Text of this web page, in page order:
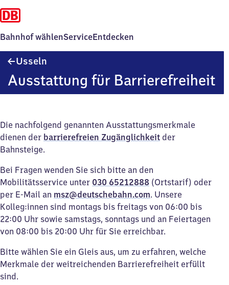
Bahnhof wählenServiceEntdecken
Usseln
Ausstattung für Barrierefreiheit
Die nachfolgend genannten Ausstattungsmerkmale
dienen der barrierefreien Zugänglichkeit der
Bahnsteige.
Bei Fragen wenden Sie sich bitte an den
Mobilitätsservice unter 030 65212888 (Ortstarif) oder
per E-Mail an msz@deutschebahn.com. Unsere
Kolleg:innen sind montags bis freitags von 06:00 bis
22:00 Uhr sowie samstags, sonntags und an Feiertagen
von 08:00 bis 20:00 Uhr für Sie erreichbar.
Bitte wählen Sie ein Gleis aus, um zu erfahren, welche
Merkmale der weitreichenden Barrierefreiheit erfüllt
sind.